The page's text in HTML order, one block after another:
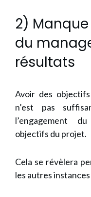
2)
du
résultats
Avoir des
n’est pas
l’engagement
objectifs du projet.
Cela se révèlera
les autres